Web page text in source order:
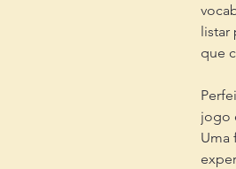
que
jogo
Uma